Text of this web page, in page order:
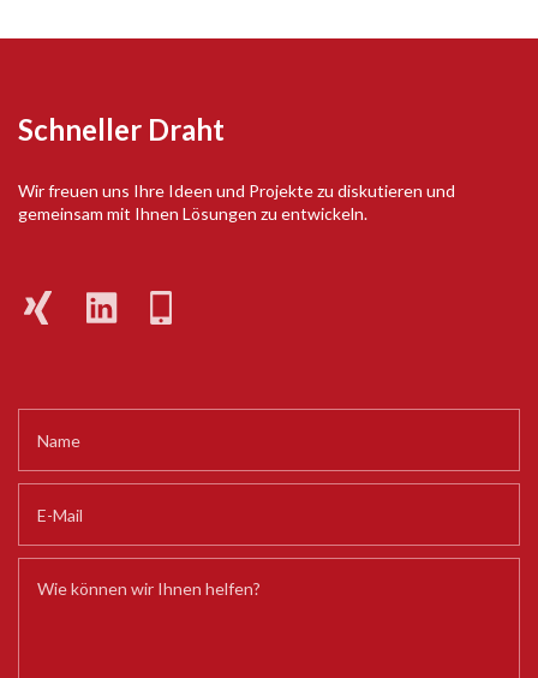
Schneller Draht
Wir freuen uns Ihre Ideen und Projekte zu diskutieren und
gemeinsam mit Ihnen Lösungen zu entwickeln.